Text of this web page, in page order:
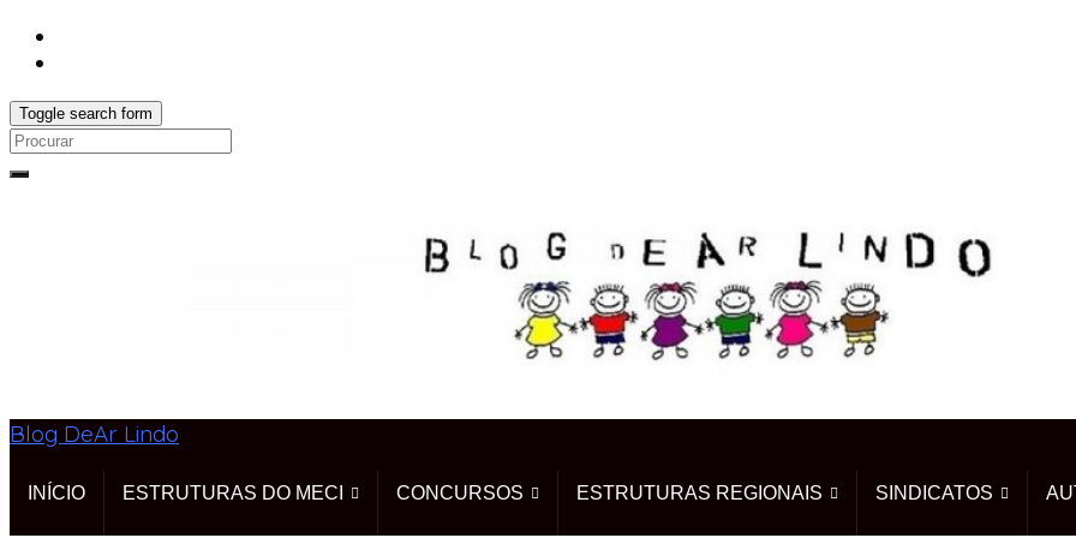
Toggle search form
Search
Blog DeAr Lindo
INÍCIO ESTRUTURAS DO MECI CONCURSOS ESTRUTURAS REGIONAIS SINDICATOS